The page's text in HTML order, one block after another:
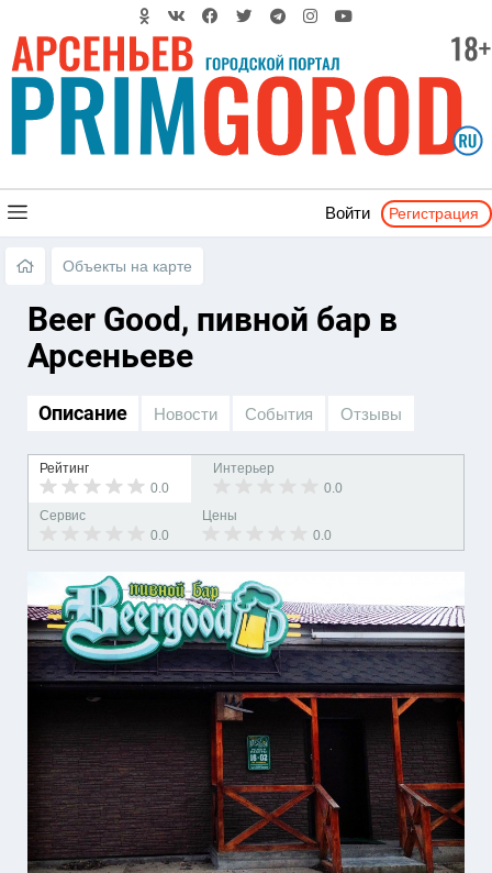
Войти Регистрация
Объекты на карте
Beer Good, пивной бар в
Арсеньеве
Описание Новости События Отзывы
Рейтинг
0.0
Интерьер
0.0
Сервис
0.0
Цены
0.0